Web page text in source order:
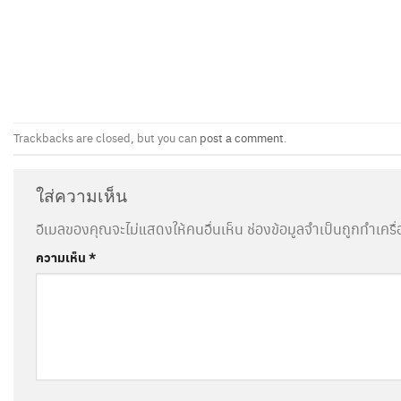
Trackbacks are closed, but you can post a comment.
ใส่ความเห็น
อีเมลของคุณจะไม่แสดงให้คนอื่นเห็น ช่องข้อมูลจำเป็นถูกทำเค
ความเห็น*